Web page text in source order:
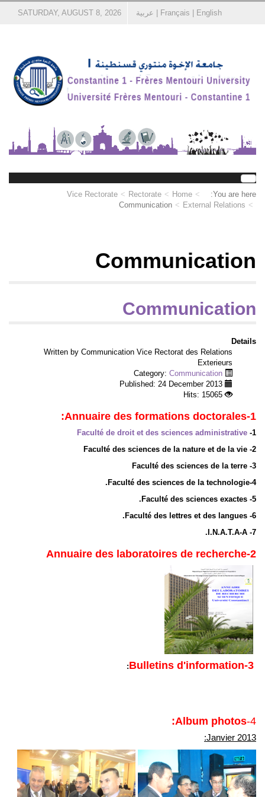
SATURDAY, AUGUST 8, 2026 Français English عربية
You are here:
Home
Rectorate
Vice Rectorate
External Relations
Communication
Communication
Communication
Details
Written by Communication Vice Rectorat des Relations
Exterieurs
Communication
Hits: 15065
1-Annuaire des formations doctorales:
1-
Faculté de droit et des sciences administrative
2-
Faculté des sciences de la nature et de la vie
3-
Faculté des sciences de la terre
4-
Faculté des sciences de la technologie.
5- Faculté des sciences exactes.
6-
Faculté des lettres et des langues.
7-
I.N.A.T.A-A.
2-
Annuaire des laboratoires de recherche
3-Bulletins
d'information
:
4-
Album photos:
Janvier 2013: